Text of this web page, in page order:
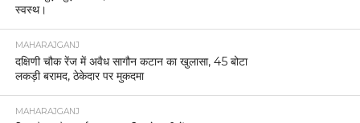
स्वस्थ।
MAHARAJGANJ
दक्षिणी चौक रेंज में अवैध सागौन कटान का खुलासा, 45 बोटा
लकड़ी बरामद, ठेकेदार पर मुकदमा
MAHARAJGANJ